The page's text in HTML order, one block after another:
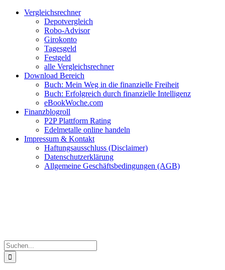
Zum
Facebook
Twitter
Instagram
Pinterest
YouTubeVergleichsrechner
Depotvergleich
Robo-Advisor
Girokonto
Tagesgeld
Festgeld
alle Vergleichsrechner
Download Bereich
Buch: Mein Weg in die finanzielle Freiheit
Buch: Erfolgreich durch finanzielle Intelligenz
eBookWoche.com
Finanzblogroll
P2P Plattform Rating
Edelmetalle online handeln
Impressum & Kontakt
Haftungsausschluss (Disclaimer)
Datenschutzerklärung
Allgemeine Geschäftsbedingungen (AGB)
Suche
nach: